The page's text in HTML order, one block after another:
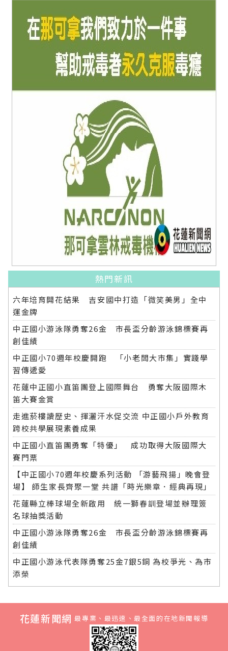
熱門新訊
六年培育開花結果 吉安國中打造「微笑美男」全中
運金牌
中正國小游泳隊勇奪26金 市長盃分齡游泳錦標賽再
創佳績
中正國小70週年校慶開跑 「小老闆大市集」實踐學
習傳遞愛
花蓮中正國小直笛團登上國際舞台 勇奪大阪國際木
笛大賽金賞
走進菸樓讀歷史、揮灑汗水促交流 中正國小戶外教育
跨校共學展現素養成果
中正國小直笛團勇奪「特優」 成功取得大阪國際大
賽門票
【中正國小70週年校慶系列活動 「游藝飛揚」晚會登
場】 師生家長齊聚一堂 共譜「時光樂章．經典再現」
花蓮縣立棒球場全新啟用 統一獅春訓登場並辦理簽
名球抽獎活動
中正國小游泳隊勇奪26金 市長盃分齡游泳錦標賽再
創佳績
中正國小游泳代表隊勇奪25金7銀5銅 為校爭光、為市
添榮
花蓮新聞網 最專業、最迅速、最全面的在地新聞報導